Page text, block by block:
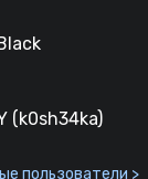
(k0sh34ka)
пользователи >